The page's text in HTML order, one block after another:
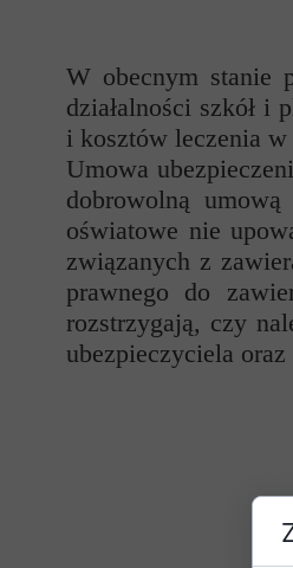
W obecnym stanie
działalności szkół i
i kosztów leczenia
Umowa
dobrowolną
oświatowe nie
związanych z
prawnego do
rozstrzygają, czy
ubezpieczyciela
Edukator roku
Ambasador Zamoyskiego
Biblioteka szkolna
Pedagog i Psycholog
Projekty
Rzecznik Praw
Konkursy,
Doradca
Gabinet
Wyszukiwarka